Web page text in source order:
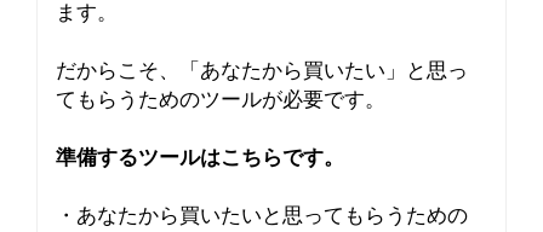
ます。
だからこそ、「あなたから買いたい」と思っ
てもらうためのツールが必要です。
準備するツールはこちらです。
・あなたから買いたいと思ってもらうための